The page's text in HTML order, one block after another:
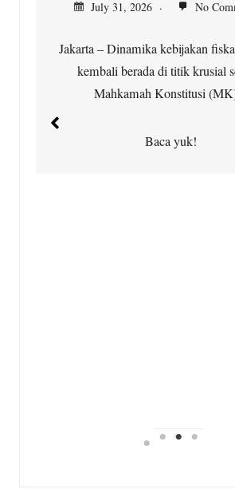
July 31, 2026 No
Jakarta – Dinamika kebijakan
kembali berada di titik krusial
Mahkamah Konstitusi
Baca yuk!